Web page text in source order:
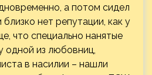
а потом сидел
нет репутации, как у
что специально нанятые
одной из любовниц,
в насилии – нашли